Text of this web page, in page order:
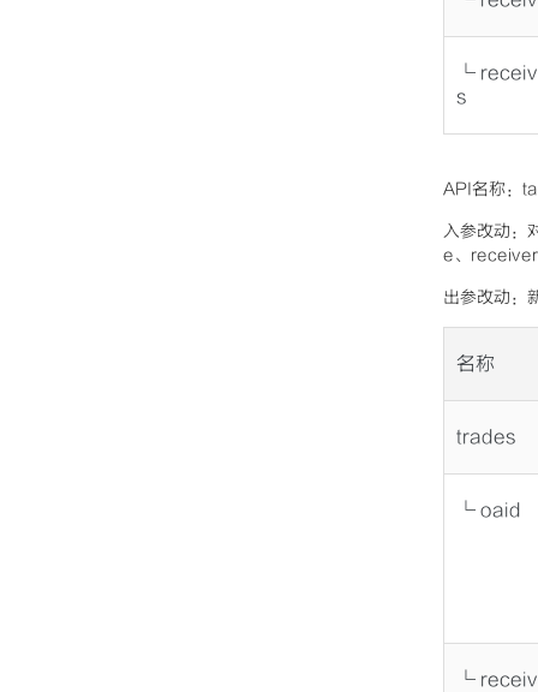
└
s
API名称：
入参改动：
e、
出参改动：
名称
trades
└ oaid
└